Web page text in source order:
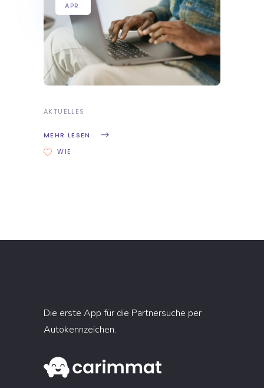
APR.
AKTUELLES
MEHR LESEN
WIE
Die erste App für die Partnersuche per
Autokennzeichen.